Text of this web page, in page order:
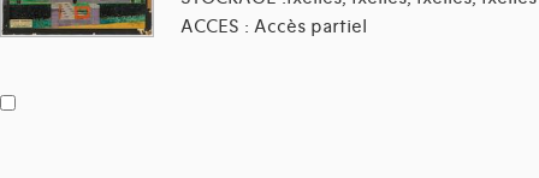
ACCES : Accès partiel